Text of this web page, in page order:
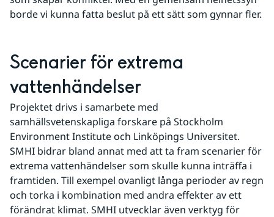
borde vi kunna fatta beslut på ett sätt som gynnar fler.
Scenarier för extrema
vattenhändelser
Projektet drivs i samarbete med
samhällsvetenskapliga forskare på Stockholm
Environment Institute och Linköpings Universitet.
SMHI bidrar bland annat med att ta fram scenarier för
extrema vattenhändelser som skulle kunna inträffa i
framtiden. Till exempel ovanligt långa perioder av regn
och torka i kombination med andra effekter av ett
förändrat klimat. SMHI utvecklar även verktyg för